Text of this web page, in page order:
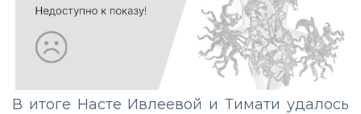
В итоге Насте Ивлеевой и Тимати удалось